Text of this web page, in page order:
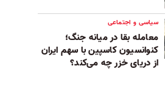
سیاسی و اجتماعی
معامله بقا در میانه جنگ؛
کنوانسیون کاسپین با سهم ایران
از دریای خزر چه می‌کند؟